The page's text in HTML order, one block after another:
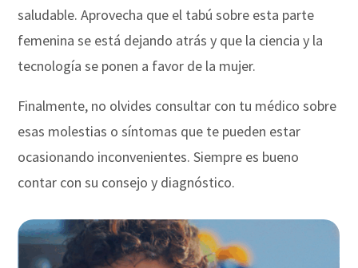
saludable. Aprovecha que el tabú sobre esta parte
femenina se está dejando atrás y que la ciencia y la
tecnología se ponen a favor de la mujer.
Finalmente, no olvides consultar con tu médico sobre
esas molestias o síntomas que te pueden estar
ocasionando inconvenientes. Siempre es bueno
contar con su consejo y diagnóstico.